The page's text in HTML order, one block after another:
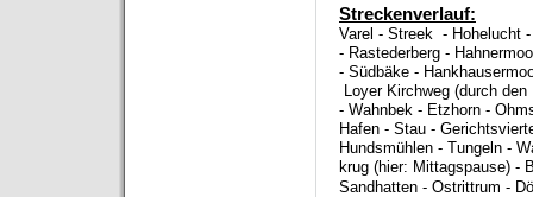
Streckenverlauf:
Varel - Streek - Hohelucht -
- Rastederberg -
- Südbäke -
Loyer Kirchweg (durch
- Wahnbek - Etzhorn -
Hafen - Stau -
Hundsmühlen - Tungeln -
krug (hier: Mittagspause) -
Sandhatten - Ostrittrum -